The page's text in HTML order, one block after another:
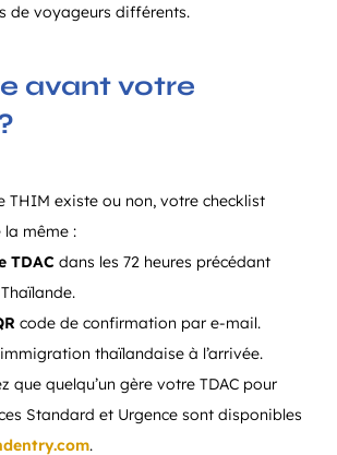
de voyageurs différents.
avant votre
THIM existe ou non, votre checklist
même :
TDAC dans les 72 heures précédant
code de confirmation par e-mail.
thaïlandaise à l’arrivée.
que quelqu’un gère votre TDAC pour
Standard et Urgence sont disponibles
.